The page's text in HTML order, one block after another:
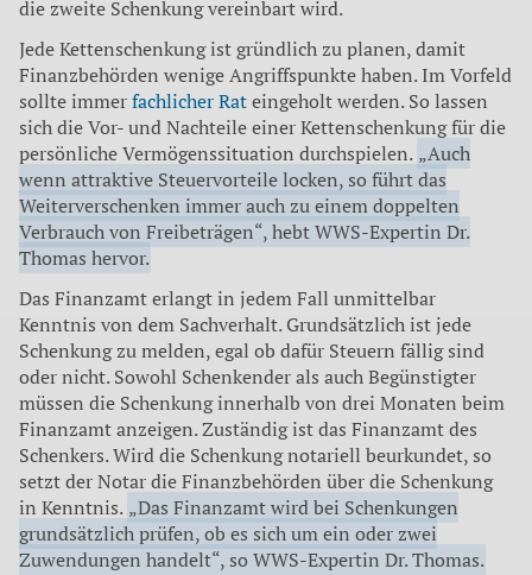
die zweite Schenkung vereinbart wird.
Jede Kettenschenkung ist gründlich zu planen, damit
Finanzbehörden wenige Angriffspunkte haben. Im Vorfeld
sollte immerfachlicher Rateingeholt werden. So lassen
sich die Vor- und Nachteile einer Kettenschenkung für die
persönliche Vermögenssituation durchspielen. „Auch
wenn attraktive Steuervorteile locken, so führt das
Weiterverschenken immer auch zu einem doppelten
Verbrauch von Freibeträgen“, hebt WWS-Expertin Dr.
Thomas hervor.
Das Finanzamt erlangt in jedem Fall unmittelbar
Kenntnis von dem Sachverhalt. Grundsätzlich ist jede
Schenkung zu melden, egal ob dafür Steuern fällig sind
oder nicht. Sowohl Schenkender als auch Begünstigter
müssen die Schenkung innerhalb von drei Monaten beim
Finanzamt anzeigen. Zuständig ist das Finanzamt des
Schenkers. Wird die Schenkung notariell beurkundet, so
setzt der Notar die Finanzbehörden über die Schenkung
in Kenntnis. „Das Finanzamt wird bei Schenkungen
grundsätzlich prüfen, ob es sich um ein oder zwei
Zuwendungen handelt“, so WWS-Expertin Dr. Thomas.